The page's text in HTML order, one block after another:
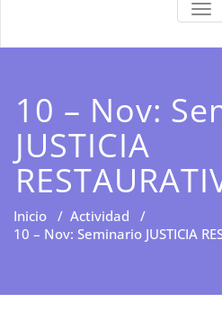
LA
10 – Nov:
JUSTICIA
Inicio / Actividad /
10 – Nov: Seminario JUSTICIA